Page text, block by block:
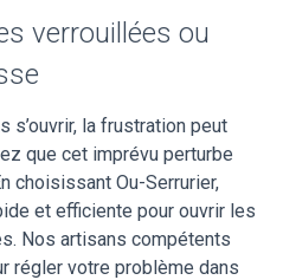
verrouillées ou
s’ouvrir, la frustration peut
que cet imprévu perturbe
choisissant Ou-Serrurier,
et efficiente pour ouvrir les
Nos artisans compétents
régler votre problème dans